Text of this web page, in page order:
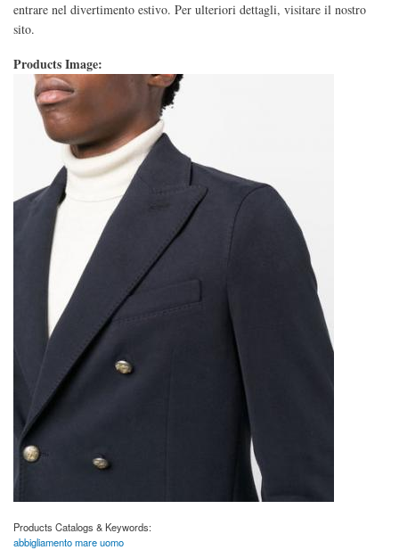
entrare nel divertimento estivo. Per ulteriori dettagli, visitare il nostro
sito.
Products Image:
Products Catalogs & Keywords:
abbigliamento mare uomo